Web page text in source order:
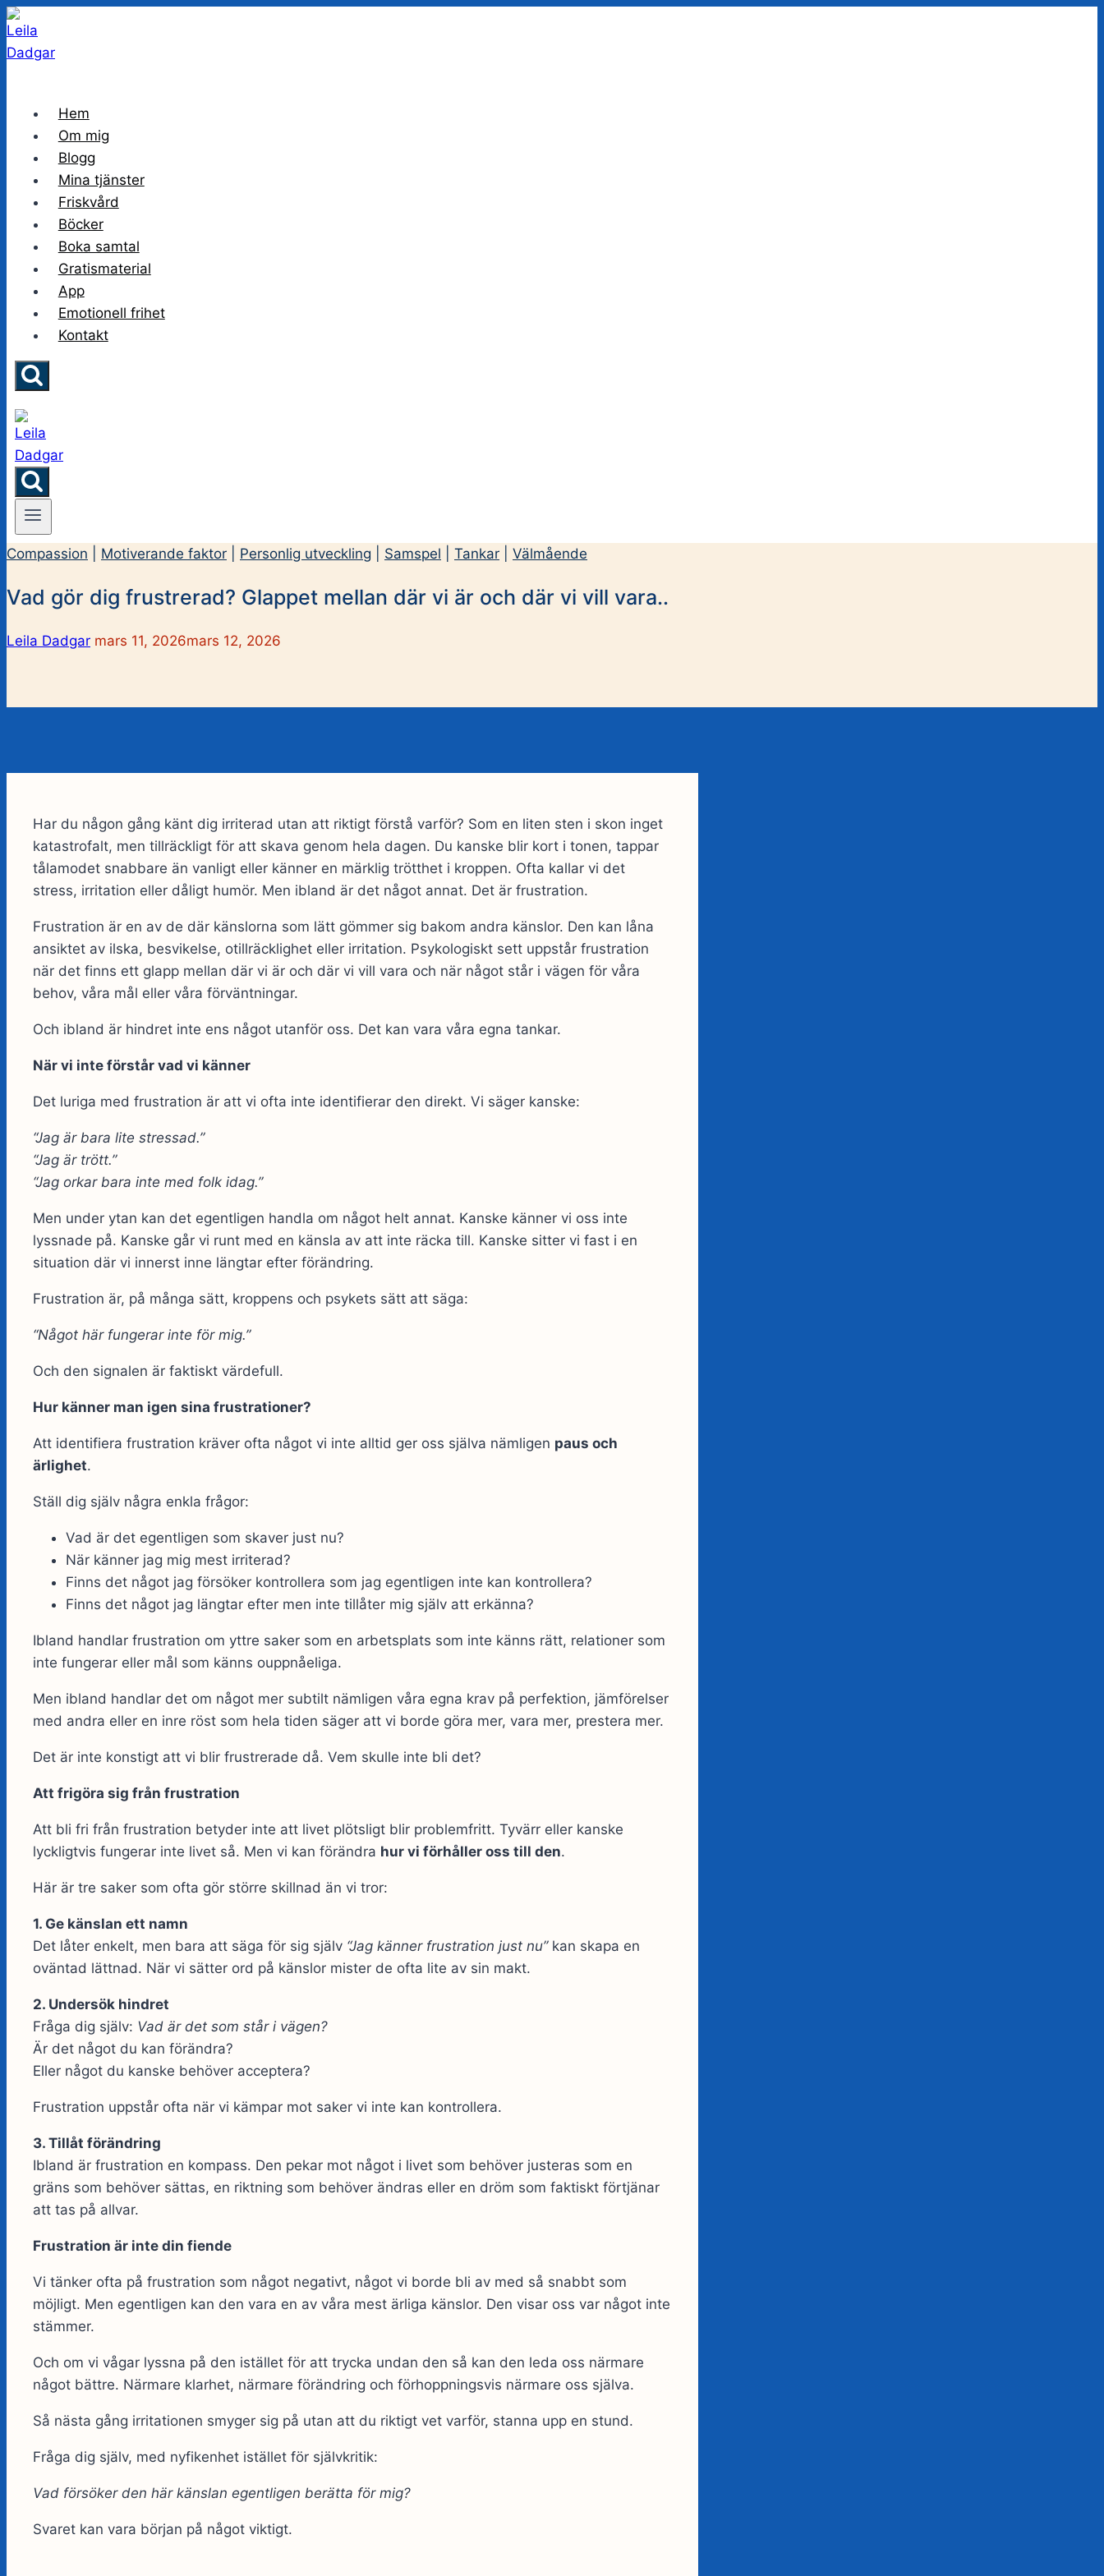
Skip
to
content
Hem
Om mig
Blogg
Mina tjänster
Friskvård
Böcker
Boka samtal
Gratismaterial
App
Emotionell frihet
Kontakt
Compassion Motiverande faktor Personlig utveckling Samspel Tankar Välmående
Vad gör dig frustrerad? Glappet mellan där vi är och där vi vill vara..
Leila Dadgar mars 11, 2026mars 12, 2026
Har du någon gång känt dig irriterad utan att riktigt förstå varför? Som en liten sten i skon inget
katastrofalt, men tillräckligt för att skava genom hela dagen. Du kanske blir kort i tonen, tappar
tålamodet snabbare än vanligt eller känner en märklig trötthet i kroppen. Ofta kallar vi det
stress, irritation eller dåligt humör. Men ibland är det något annat. Det är frustration.
Frustration är en av de där känslorna som lätt gömmer sig bakom andra känslor. Den kan låna
ansiktet av ilska, besvikelse, otillräcklighet eller irritation. Psykologiskt sett uppstår frustration
när det finns ett glapp mellan där vi är och där vi vill vara och när något står i vägen för våra
behov, våra mål eller våra förväntningar.
Och ibland är hindret inte ens något utanför oss. Det kan vara våra egna tankar.
När vi inte förstår vad vi känner
Det luriga med frustration är att vi ofta inte identifierar den direkt. Vi säger kanske:
“Jag är bara lite stressad.”
“Jag är trött.”
“Jag orkar bara inte med folk idag.”
Men under ytan kan det egentligen handla om något helt annat. Kanske känner vi oss inte
lyssnade på. Kanske går vi runt med en känsla av att inte räcka till. Kanske sitter vi fast i en
situation där vi innerst inne längtar efter förändring.
Frustration är, på många sätt, kroppens och psykets sätt att säga:
“Något här fungerar inte för mig.”
Och den signalen är faktiskt värdefull.
Hur känner man igen sina frustrationer?
Att identifiera frustration kräver ofta något vi inte alltid ger oss själva nämligen paus och
ärlighet.
Ställ dig själv några enkla frågor:
Vad är det egentligen som skaver just nu?
När känner jag mig mest irriterad?
Finns det något jag försöker kontrollera som jag egentligen inte kan kontrollera?
Finns det något jag längtar efter men inte tillåter mig själv att erkänna?
Ibland handlar frustration om yttre saker som en arbetsplats som inte känns rätt, relationer som
inte fungerar eller mål som känns ouppnåeliga.
Men ibland handlar det om något mer subtilt nämligen våra egna krav på perfektion, jämförelser
med andra eller en inre röst som hela tiden säger att vi borde göra mer, vara mer, prestera mer.
Det är inte konstigt att vi blir frustrerade då. Vem skulle inte bli det?
Att frigöra sig från frustration
Att bli fri från frustration betyder inte att livet plötsligt blir problemfritt. Tyvärr eller kanske
lyckligtvis fungerar inte livet så. Men vi kan förändra hur vi förhåller oss till den.
Här är tre saker som ofta gör större skillnad än vi tror:
1. Ge känslan ett namn
Det låter enkelt, men bara att säga för sig själv “Jag känner frustration just nu”kan skapa en
oväntad lättnad. När vi sätter ord på känslor mister de ofta lite av sin makt.
2. Undersök hindret
Fråga dig själv: Vad är det som står i vägen?
Är det något du kan förändra?
Eller något du kanske behöver acceptera?
Frustration uppstår ofta när vi kämpar mot saker vi inte kan kontrollera.
3. Tillåt förändring
Ibland är frustration en kompass. Den pekar mot något i livet som behöver justeras som en
gräns som behöver sättas, en riktning som behöver ändras eller en dröm som faktiskt förtjänar
att tas på allvar.
Frustration är inte din fiende
Vi tänker ofta på frustration som något negativt, något vi borde bli av med så snabbt som
möjligt. Men egentligen kan den vara en av våra mest ärliga känslor. Den visar oss var något inte
stämmer.
Och om vi vågar lyssna på den istället för att trycka undan den så kan den leda oss närmare
något bättre. Närmare klarhet, närmare förändring och förhoppningsvis närmare oss själva.
Så nästa gång irritationen smyger sig på utan att du riktigt vet varför, stanna upp en stund.
Fråga dig själv, med nyfikenhet istället för självkritik:
Vad försöker den här känslan egentligen berätta för mig?
Svaret kan vara början på något viktigt.